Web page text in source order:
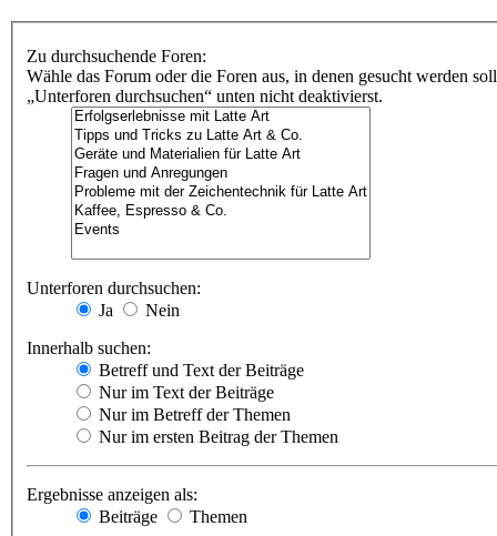
Zu durchsuchende Foren:
Wähle das Forum oder die Foren aus, in denen gesucht werden
„Unterforen durchsuchen“ unten nicht deaktivierst.
Unterforen durchsuchen:
Ja
Nein
Innerhalb suchen:
Betreff und Text der Beiträge
Nur im Text der Beiträge
Nur im Betreff der Themen
Nur im ersten Beitrag der Themen
Ergebnisse anzeigen als:
Beiträge
Themen